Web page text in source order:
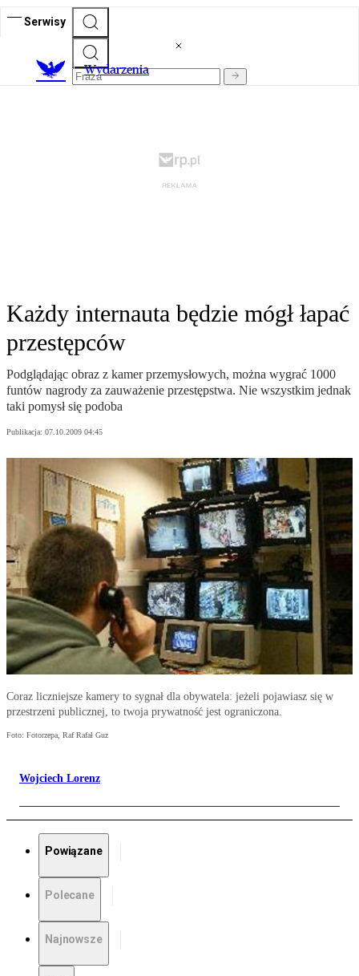
Serwisy
Wydarzenia
Każdy internauta będzie mógł łapać
przestępców
Podglądając obraz z kamer przemysłowych, można wygrać 1000
funtów nagrody za zauważenie przestępstwa. Nie wszystkim jednak
taki pomysł się podoba
Publikacja: 07.10.2009 04:45
Coraz liczniejsze kamery to sygnał dla obywatela: jeżeli pojawiasz się w
przestrzeni publicznej, to twoja prywatność jest ograniczona.
Foto: Fotorzepa, Raf Rafał Guz
Wojciech Lorenz
Powiązane
Polecane
Najnowsze